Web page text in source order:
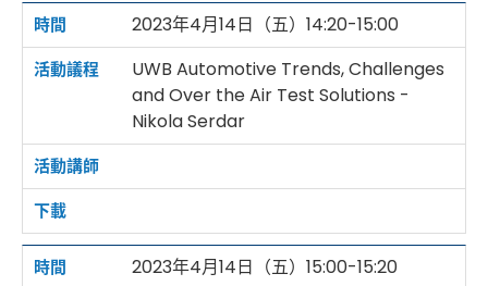
2023年4月14日（五）14:20-15:00
UWB Automotive Trends, Challenges
and Over the Air Test Solutions -
Nikola Serdar
2023年4月14日（五）15:00-15:20